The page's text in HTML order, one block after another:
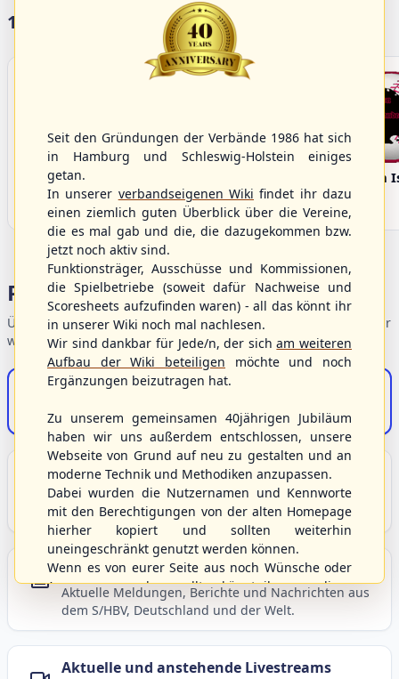
17 Vereine im S/HBV
Bargenstedt
Beavers
Fehmarn
Portalbereiche
Übersicht der Verbandsbereiche – wählen Sie einen Einstieg für
weiterführende Informationen.
S/HBV-Shop
Der Onlineshop des S/HBV
Unser Sport
Grundlagen und Hintergründe zu Baseball, Softball
und Baseball5.
Berichte und Neuigkeiten
Aktuelle Meldungen, Berichte und Nachrichten aus
dem S/HBV, Deutschland und der Welt.
Aktuelle und anstehende Livestreams
Seit den Gründungen der Verbände 1986 hat sich
in Hamburg und Schleswig-Holstein einiges
getan.
In unserer verbandseigenen Wiki findet ihr dazu
einen ziemlich guten Überblick über die Vereine,
die es mal gab und die, die dazugekommen bzw.
jetzt noch aktiv sind.
Funktionsträger, Ausschüsse und Kommissionen,
die Spielbetriebe (soweit dafür Nachweise und
Scoresheets aufzufinden waren) - all das könnt ihr
in unserer Wiki noch mal nachlesen.
Wir sind dankbar für Jede/n, der sicham weiteren
Aufbau der Wiki beteiligen möchte und noch
Ergänzungen beizutragen hat.
Zu unserem gemeinsamen 40jährigen Jubiläum
haben wir uns außerdem entschlossen, unsere
Webseite von Grund auf neu zu gestalten und an
moderne Technik und Methodiken anzupassen.
Dabei wurden die Nutzernamen und Kennworte
mit den Berechtigungen von der alten Homepage
hierher kopiert und sollten weiterhin
uneingeschränkt genutzt werden können.
Wenn es von eurer Seite aus noch Wünsche oder
Anregungen geben sollte, könnt ihr uns diese
gerne an die Verbandsadresseinfo@shbvnet.de